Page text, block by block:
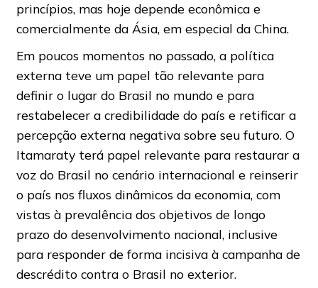
princípios, mas hoje depende econômica e
comercialmente da Ásia, em especial da China.
Em poucos momentos no passado, a política
externa teve um papel tão relevante para
definir o lugar do Brasil no mundo e para
restabelecer a credibilidade do país e retificar a
percepção externa negativa sobre seu futuro. O
Itamaraty terá papel relevante para restaurar a
voz do Brasil no cenário internacional e reinserir
o país nos fluxos dinâmicos da economia, com
vistas à prevalência dos objetivos de longo
prazo do desenvolvimento nacional, inclusive
para responder de forma incisiva à campanha de
descrédito contra o Brasil no exterior.